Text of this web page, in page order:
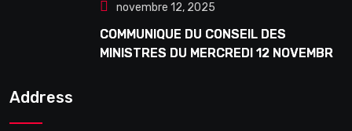
novembre 12, 2025
COMMUNIQUE DU CONSEIL DES
MINISTRES DU MERCREDI 12 NOVEMBRE
Address